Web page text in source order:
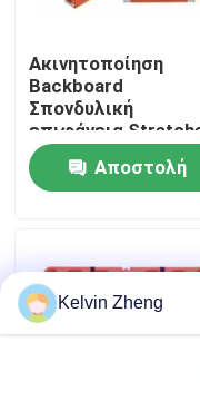
Έλεγχος ποιότητας
Επικοινωνήστε
Υποθέσεις
Ζητήστε μια
Ακινητοποίηση
Backboard
Σπονδυλική
επιφάνεια
Μεταφορά
με Head Immobilizer
Αποστολή
Kelvin Zheng